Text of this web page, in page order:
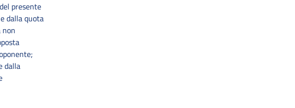
presente
dalla quota
non
dalla